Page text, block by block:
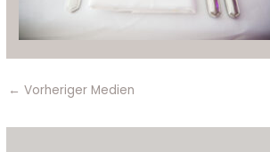
← Vorheriger Medien